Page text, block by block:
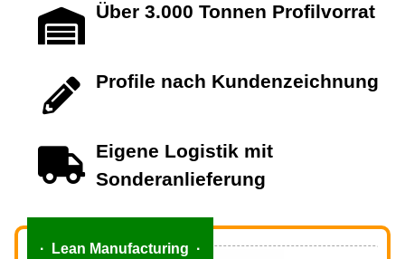
Über 3.000 Tonnen Profilvorrat
Profile nach Kundenzeichnung
Eigene Logistik mit
Sonderanlieferung
· Lean Manufacturing ·